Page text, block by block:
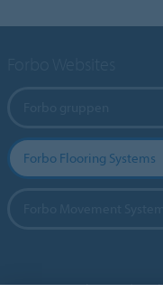
Forbo Flooring Systems
Hjemmeside per land